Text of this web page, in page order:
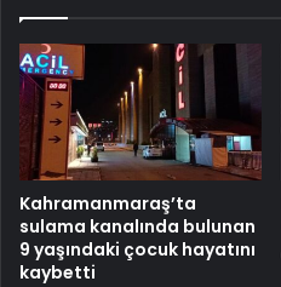
Kahramanmaraş’ta
sulama kanalında bulunan
9 yaşındaki çocuk hayatını
kaybetti